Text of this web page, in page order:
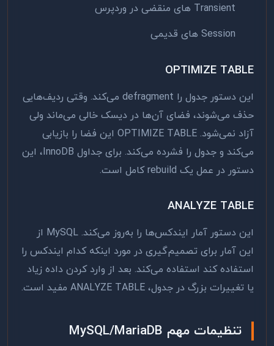
Transient های منقضی در وردپرس
Session های قدیمی
OPTIMIZE TABLE
این دستور جدول را defragment می‌کند. وقتی ردیف‌هایی
حذف می‌شوند، فضای آن‌ها در دیسک خالی می‌ماند ولی
آزاد نمی‌شود. OPTIMIZE TABLE این فضا را بازیابی
می‌کند و جدول را فشرده می‌کند. برای جداول InnoDB، این
دستور در عمل یک rebuild کامل است.
ANALYZE TABLE
این دستور آمار ایندکس‌ها را به‌روز می‌کند. MySQL از
این آمار برای تصمیم‌گیری در مورد اینکه کدام ایندکس را
استفاده کند استفاده می‌کند. بعد از وارد کردن داده زیاد
یا تغییرات بزرگ در جدول، ANALYZE TABLE مفید است.
تنظیمات مهم MySQL/MariaDB